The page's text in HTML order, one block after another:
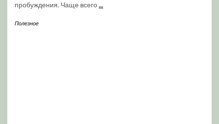
пробуждения. Чаще всего...
Полезное